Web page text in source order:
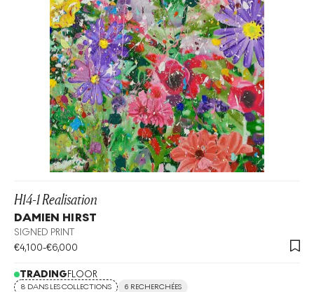
H14-1 Realisation
DAMIEN HIRST
SIGNED PRINT
€4,100-€6,000
TRADINGFLOOR
8 DANS LES COLLECTIONS 6 RECHERCHÉES